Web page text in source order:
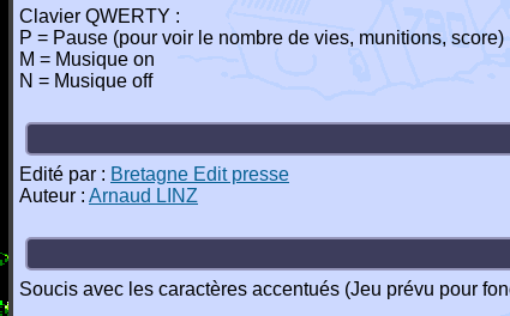
Clavier QWERTY :
P = Pause (pour voir le nombre de vies, munitions, score)
M = Musique on
N = Musique off
Edité par : Bretagne Edit presse
Auteur : Arnaud LINZ
Soucis avec les caractères accentués (Jeu prévu pour